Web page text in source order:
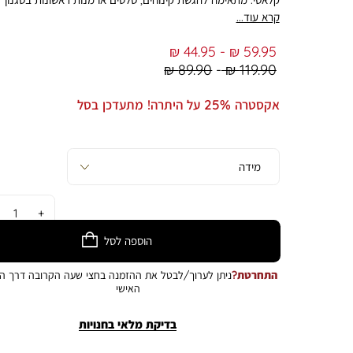
יוקרתי. לא מתאימה לשימוש במדיח כלים. התמונה להמחשה
קרא עוד...
Regular
Price
89.90 ₪
Regular
Price
119.90 ₪
From
44.95 ₪ To
59.95 ₪
אקסטרה 25% על היתרה! מתעדכן בסל
הוספה לסל
התחרטת?ניתן לערוך/לבטל את ההזמנה בחצי שעה הקרובה דרך
האישי
בדיקת מלאי בחנויות